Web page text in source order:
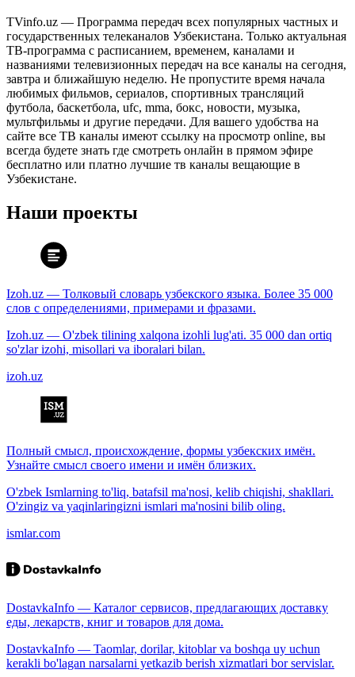
TVinfo.uz — Программа передач всех популярных частных и
государственных телеканалов Узбекистана. Только актуальная
ТВ-программа с расписанием, временем, каналами и
названиями телевизионных передач на все каналы на сегодня,
завтра и ближайшую неделю. Не пропустите время начала
любимых фильмов, сериалов, спортивных трансляций
футбола, баскетбола, ufc, mma, бокс, новости, музыка,
мультфильмы и другие передачи. Для вашего удобства на
сайте все ТВ каналы имеют ссылку на просмотр online, вы
всегда будете знать где смотреть онлайн в прямом эфире
бесплатно или платно лучшие тв каналы вещающие в
Узбекистане.
Наши проекты
Izoh.uz — Толковый словарь узбекского языка. Более 35 000
слов с определениями, примерами и фразами.
Izoh.uz — O'zbek tilining xalqona izohli lug'ati. 35 000 dan ortiq
so'zlar izohi, misollari va iboralari bilan.
izoh.uz
Полный смысл, происхождение, формы узбекских имён.
Узнайте смысл своего имени и имён близких.
O'zbek Ismlarning to'liq, batafsil ma'nosi, kelib chiqishi, shakllari.
O'zingiz va yaqinlaringizni ismlari ma'nosini bilib oling.
ismlar.com
DostavkaInfo — Каталог сервисов, предлагающих доставку
еды, лекарств, книг и товаров для дома.
DostavkaInfo — Taomlar, dorilar, kitoblar va boshqa uy uchun
kerakli bo'lagan narsalarni yetkazib berish xizmatlari bor servislar.